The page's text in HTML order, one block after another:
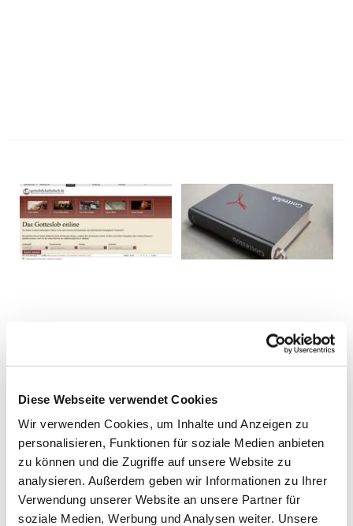
Diese Webseite verwendet Cookies
Wir verwenden Cookies, um Inhalte und Anzeigen zu
personalisieren, Funktionen für soziale Medien anbieten
zu können und die Zugriffe auf unsere Website zu
analysieren. Außerdem geben wir Informationen zu Ihrer
Verwendung unserer Website an unsere Partner für
soziale Medien, Werbung und Analysen weiter. Unsere